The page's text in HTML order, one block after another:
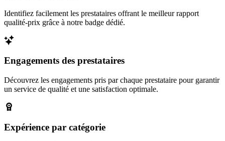
Identifiez facilement les prestataires offrant le meilleur rapport
qualité-prix grâce à notre badge dédié.
Engagements des prestataires
Découvrez les engagements pris par chaque prestataire pour garantir
un service de qualité et une satisfaction optimale.
Expérience par catégorie